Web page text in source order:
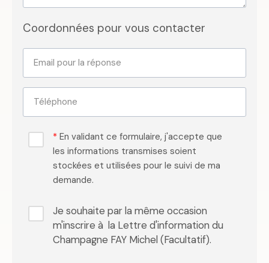
Coordonnées pour vous contacter
Email pour la réponse
Téléphone
En validant ce formulaire, j'accepte que
les informations transmises soient
stockées et utilisées pour le suivi de ma
demande.
Je souhaite par la même occasion
m'inscrire à la Lettre d'information du
Champagne FAY Michel (Facultatif).